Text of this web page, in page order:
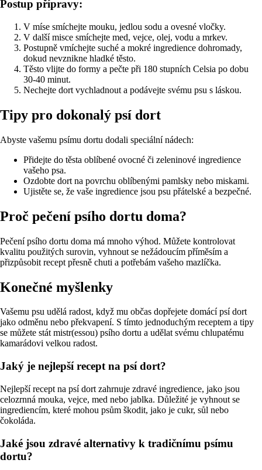
Postup přípravy:
V míse smíchejte mouku, jedlou sodu a ovesné vločky.
V další misce smíchejte med, vejce, olej, vodu a mrkev.
Postupně vmíchejte suché a mokré ingredience dohromady,
dokud nevznikne hladké těsto.
Těsto vlijte do formy a pečte při 180 stupních Celsia po dobu
30-40 minut.
Nechejte dort vychladnout a podávejte svému psu s láskou.
Tipy pro dokonalý psí dort
Abyste vašemu psímu dortu dodali speciální nádech:
Přidejte do těsta oblíbené ovocné či zeleninové ingredience
vašeho psa.
Ozdobte dort na povrchu oblíbenými pamlsky nebo miskami.
Ujistěte se, že vaše ingredience jsou psu přátelské a bezpečné.
Proč pečení psího dortu doma?
Pečení psího dortu doma má mnoho výhod. Můžete kontrolovat
kvalitu použitých surovin, vyhnout se nežádoucím příměsím a
přizpůsobit recept přesně chuti a potřebám vašeho mazlíčka.
Konečné myšlenky
Vašemu psu udělá radost, když mu občas dopřejete domácí psí dort
jako odměnu nebo překvapení. S tímto jednoduchým receptem a tipy
se můžete stát mistr(essou) psího dortu a udělat svému chlupatému
kamarádovi velkou radost.
Jaký je nejlepší recept na psí dort?
Nejlepší recept na psí dort zahrnuje zdravé ingredience, jako jsou
celozrnná mouka, vejce, med nebo jablka. Důležité je vyhnout se
ingrediencím, které mohou psům škodit, jako je cukr, sůl nebo
čokoláda.
Jaké jsou zdravé alternativy k tradičnímu psímu
dortu?